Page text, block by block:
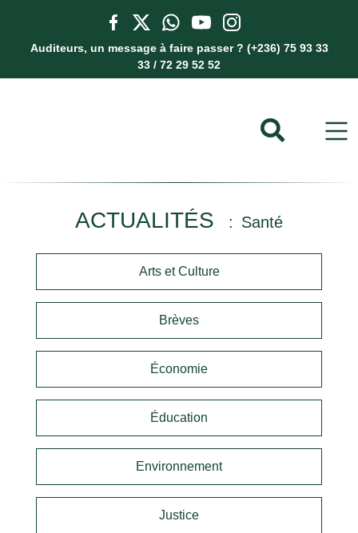
Auditeurs, un message à faire passer ? (+236) 75 93 33
33 / 72 29 52 52
ACTUALITÉS Santé
Arts et Culture
Brèves
Économie
Éducation
Environnement
Justice